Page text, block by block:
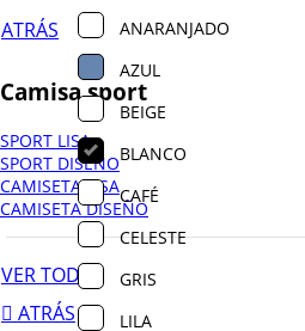
ATRÁS
Camisa sport
SPORT LISA
SPORT DISEÑO
CAMISETA LISA
CAMISETA DISEÑO
VER TODO
ATRÁS
ANARANJADO
AZUL
BEIGE
BLANCO
CAFÉ
CELESTE
GRIS
LILA